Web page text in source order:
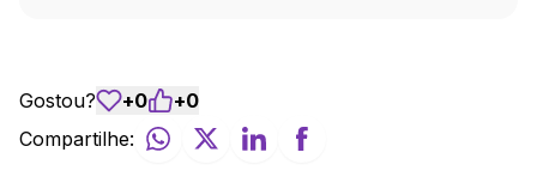
Gostou? +0 +0
Compartilhe: